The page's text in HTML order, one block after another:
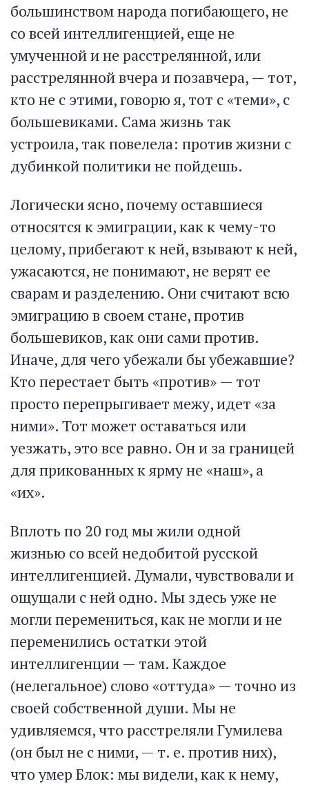
большинством народа погибающего, не
со всей интеллигенцией, еще не
умученной и не расстрелянной, или
расстрелянной вчера и позавчера, — тот,
кто не с этими, говорю я, тот с «теми», с
большевиками. Сама жизнь так
устроила, так повелела: против жизни с
дубинкой политики не пойдешь.
Логически ясно, почему оставшиеся
относятся к эмиграции, как к чему-то
целому, прибегают к ней, взывают к ней,
ужасаются, не понимают, не верят ее
сварам и разделению. Они считают всю
эмиграцию в своем стане, против
большевиков, как они сами против.
Иначе, для чего убежали бы убежавшие?
Кто перестает быть «против» — тот
просто перепрыгивает межу, идет «за
ними». Тот может оставаться или
уезжать, это все равно. Он и за границей
для прикованных к ярму не «наш», а
«их».
Вплоть по 20 год мы жили одной
жизнью со всей недобитой русской
интеллигенцией. Думали, чувствовали и
ощущали с ней одно. Мы здесь уже не
могли перемениться, как не могли и не
переменились остатки этой
интеллигенции — там. Каждое
(нелегальное) слово «оттуда» — точно из
своей собственной души. Мы не
удивляемся, что расстреляли Гумилева
(он был не с ними, — т. е. против них),
что умер Блок: мы видели, как к нему,